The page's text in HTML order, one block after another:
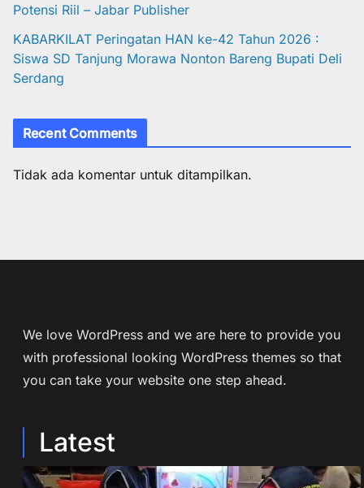
Potensi Riil – Jabar Publisher
KABARKILAT Peringatan HAN ke-42 Tahun 2026 :
Siswa SD Tanjung Morawa Nonton Bareng Bupati Deli
Serdang
Recent Comments
Tidak ada komentar untuk ditampilkan.
We love WordPress and we are here to provide you
with professional looking WordPress themes so that
you can take your website one step ahead.
Latest